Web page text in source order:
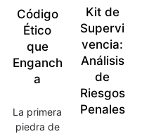
Código
Ético
que
Enganch
a
La primera
piedra de
Kit de
Supervi
vencia:
Análisis
de
Riesgos
Penales